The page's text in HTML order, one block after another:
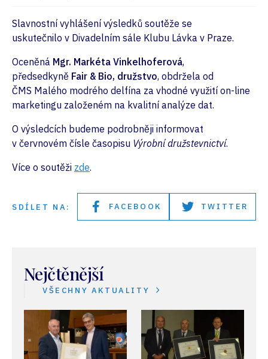
Slavnostní vyhlášení výsledků soutěže se
uskutečnilo v Divadelním sále Klubu Lávka v Praze.
Oceněná Mgr. Markéta Vinkelhoferová,
předsedkyně Fair & Bio, družstvo, obdržela od
ČMS Malého modrého delfína za vhodné využití on-line
marketingu založeném na kvalitní analýze dat.
O výsledcích budeme podrobněji informovat
v červnovém čísle časopisu Výrobní družstevnictví.
Více o soutěži zde.
SDÍLET NA: FACEBOOK TWITTER
Nejčtěnější
VŠECHNY AKTUALITY